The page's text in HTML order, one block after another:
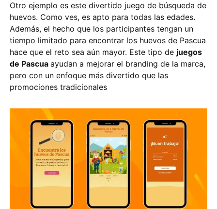
Otro ejemplo es este divertido juego de búsqueda de
huevos. Como ves, es apto para todas las edades.
Además, el hecho que los participantes tengan un
tiempo limitado para encontrar los huevos de Pascua
hace que el reto sea aún mayor. Este tipo de juegos
de Pascua ayudan a mejorar el branding de la marca,
pero con un enfoque más divertido que las
promociones tradicionales